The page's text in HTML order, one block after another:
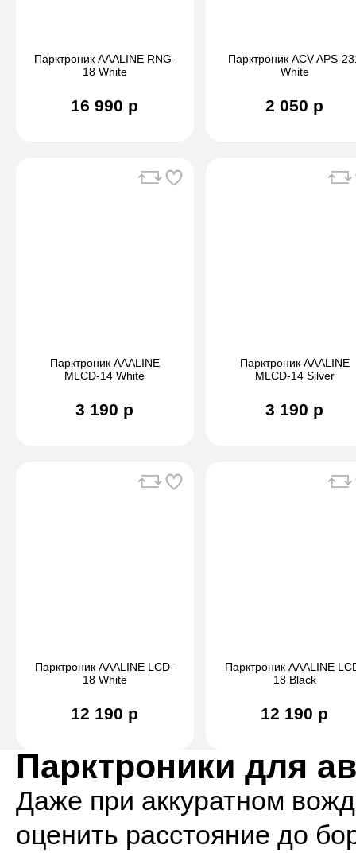
Парктроник AAALINE RNG-
18 White
16 990 р
Парктроник ACV APS-
White
2 050 р
Парктроник AAALINE
MLCD-14 White
3 190 р
Парктроник AAALINE
MLCD-14 Silver
3 190 р
Парктроник AAALINE LCD-
18 White
12 190 р
Парктроник AAALINE
18 Black
12 190 р
Парктроники для
Даже при аккуратном
оценить расстояние до